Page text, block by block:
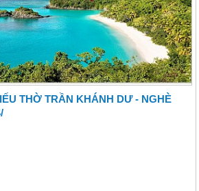
cạnh tranh.
THỜ TRẦN KHÁNH DƯ - NGHÈ